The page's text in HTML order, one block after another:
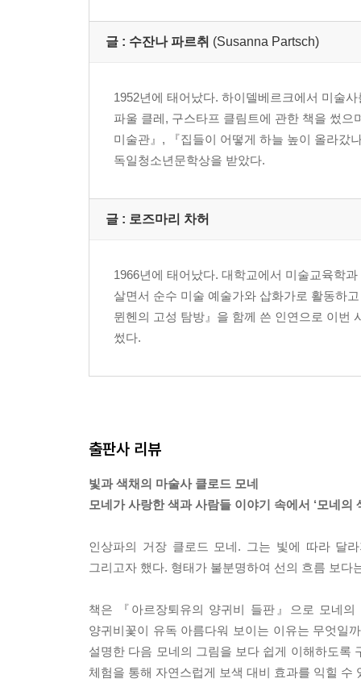
글 : 수잔나 파르취 (Susanna Partsch)
1952년에 태어났다. 하이델베르크에서 미술
파울 클레, 구스타프 클림트에 관한 책을 썼
미술관』, 『집들이 어떻게 하늘 높이 올라갔
독일청소년문학상을 받았다.
글 : 로즈마리 차허
1966년에 태어났다. 대학교에서 미술교육학
살면서 순수 미술 예술가와 삽화가로 활동하
뮌헨의 고성 탐방』을 함께 쓴 인연으로 이번
썼다.
출판사 리뷰
빛과 색채의 마술사 클로드 모네
모네가 사랑한 색과 사람들 이야기 속에서 ‘모네의
인상파의 거장 클로드 모네. 그는 빛에 따라 달
그리고자 했다. 형태가 불분명하여 선의 흐름 보
책은 『아르장퇴유의 양귀비 들판』으로 모네
양귀비꽃이 유독 아름다워 보이는 이유는 무엇일
설명한 다음 모네의 그림을 보다 쉽게 이해하도록
체험을 통해 자연스럽게 보색 대비 효과를 익힐 수